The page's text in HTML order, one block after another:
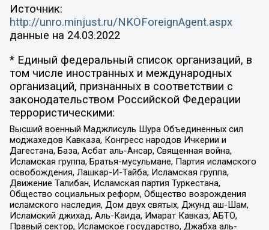
Источник:
http://unro.minjust.ru/NKOForeignAgent.aspx
данные на 24.03.2022
* Единый федеральный список организаций, в
том числе иностранных и международных
организаций, признанных в соответствии с
законодательством Российской Федерации
террористическими:
Высший военный Маджлисуль Шура Объединенных сил
моджахедов Кавказа, Конгресс народов Ичкерии и
Дагестана, База, Асбат аль-Ансар, Священная война,
Исламская группа, Братья-мусульмане, Партия исламского
освобождения, Лашкар-И-Тайба, Исламская группа,
Движение Талибан, Исламская партия Туркестана,
Общество социальных реформ, Общество возрождения
исламского наследия, Дом двух святых, Джунд аш-Шам,
Исламский джихад, Аль-Каида, Имарат Кавказ, АБТО,
Правый сектор, Исламское государство, Джабха аль-